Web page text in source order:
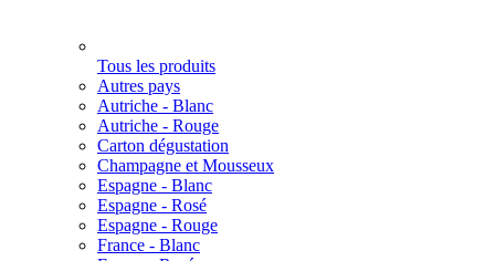
Tous les produits
Autres pays
Autriche - Blanc
Autriche - Rouge
Carton dégustation
Champagne et Mousseux
Espagne - Blanc
Espagne - Rosé
Espagne - Rouge
France - Blanc